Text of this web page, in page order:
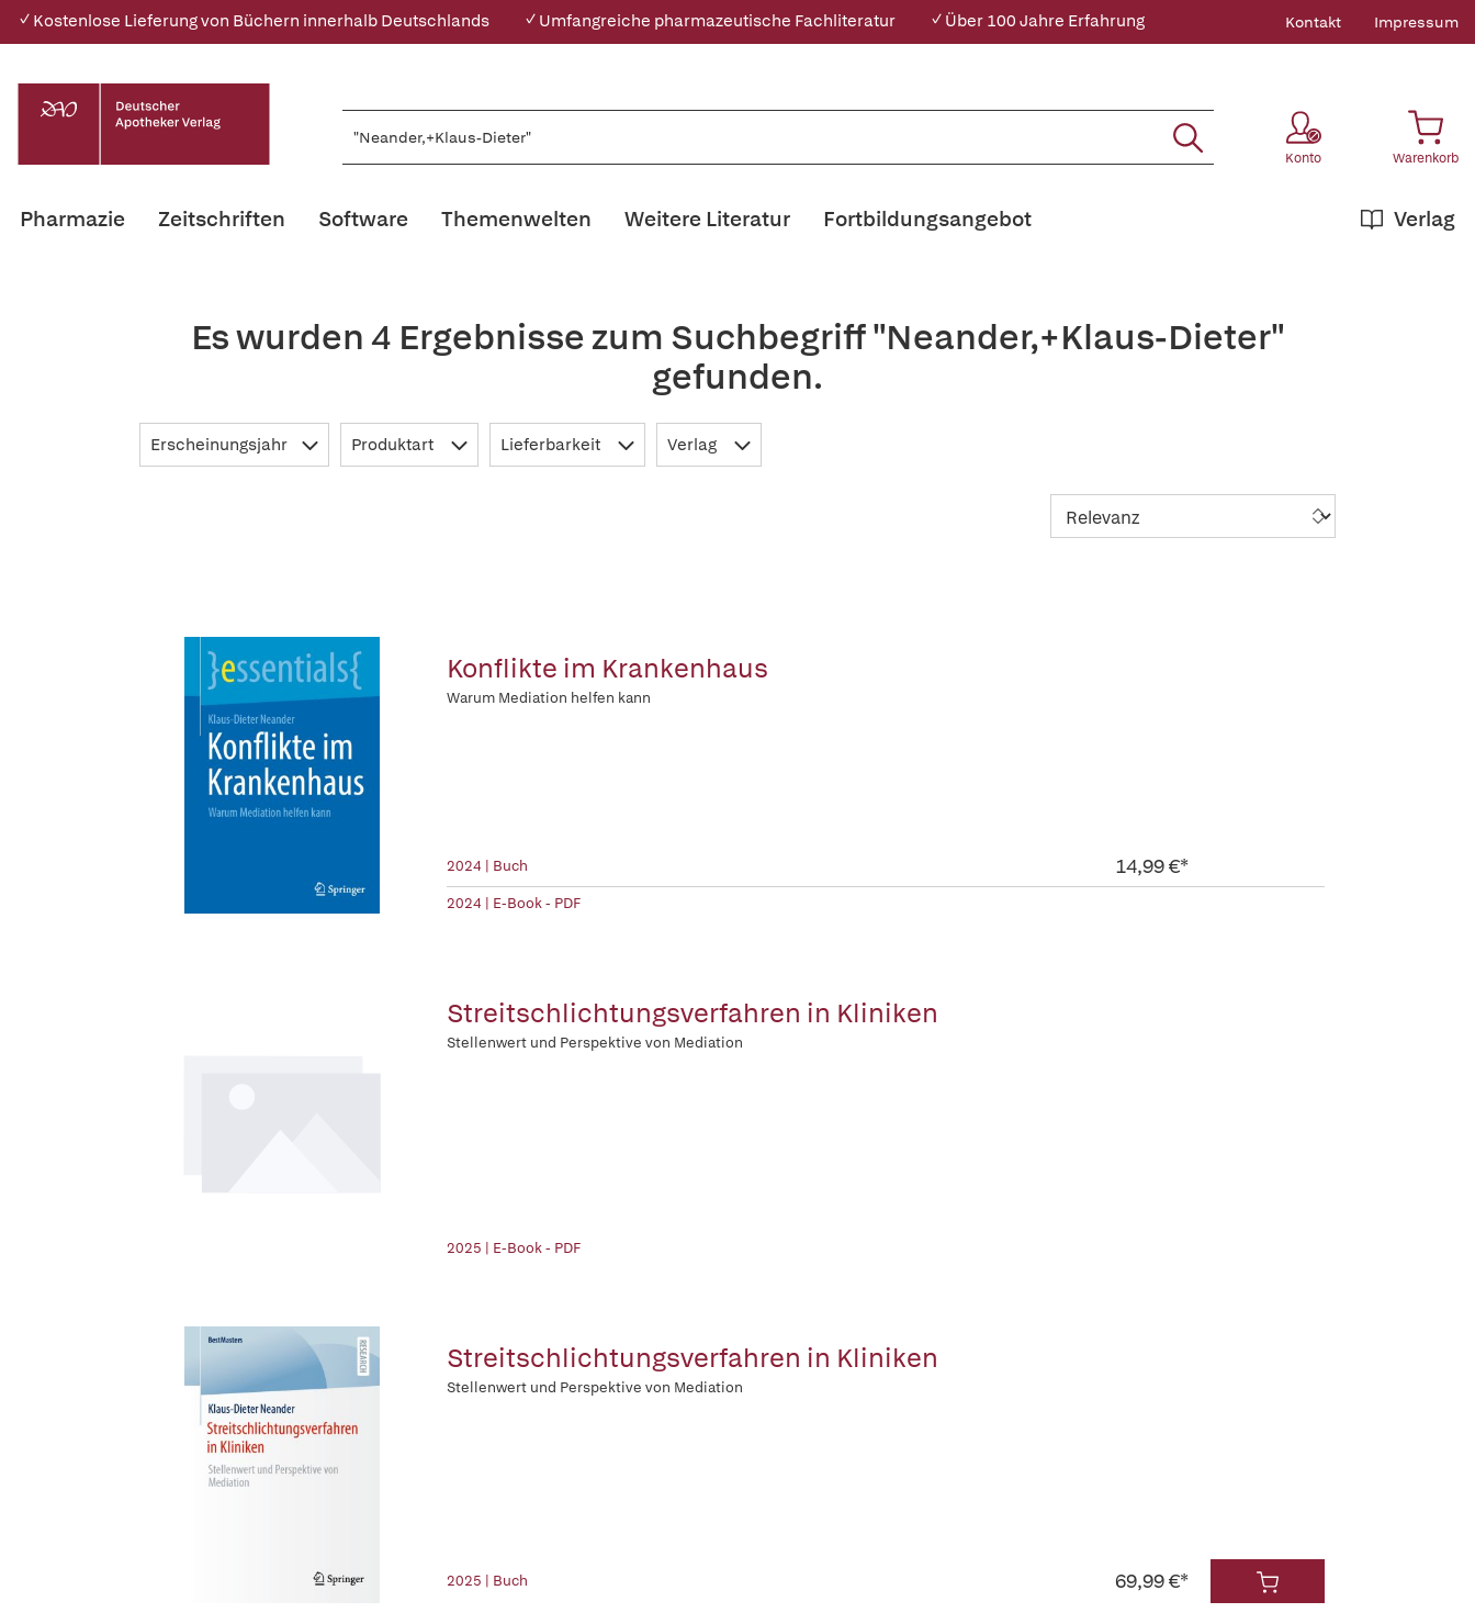
✓ Kostenlose Lieferung von Büchern innerhalb Deutschlands ✓ Umfangreiche pharmazeutische Fachliteratur ✓ Über 100 Jahre Erfahrung Kontakt Impressum
Konto Warenkorb
Pharmazie Zeitschriften Software Themenwelten Weitere Literatur Verlag
Fortbildungsangebot
Es wurden 4 Ergebnisse zum Suchbegriff "Neander,+Klaus-Dieter"
gefunden.
Erscheinungsjahr Produktart Lieferbarkeit Verlag
Konflikte im Krankenhaus
Warum Mediation helfen kann
2024 | Buch 14,99 €*
2024 | E-Book - PDF
Streitschlichtungsverfahren in Kliniken
Stellenwert und Perspektive von Mediation
2025 | E-Book - PDF
Streitschlichtungsverfahren in Kliniken
Stellenwert und Perspektive von Mediation
2025 | Buch 69,99 €*